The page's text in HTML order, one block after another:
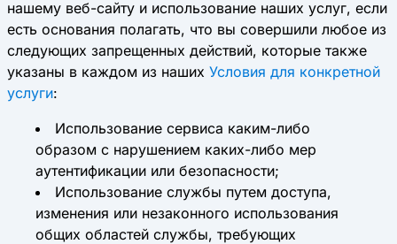
нашему веб-сайту и использование наших услуг, если
есть основания полагать, что вы совершили любое из
следующих запрещенных действий, которые также
указаны в каждом из наших Условия для конкретной
услуги:
Использование сервиса каким-либо
образом с нарушением каких-либо мер
аутентификации или безопасности;
Использование службы путем доступа,
изменения или незаконного использования
общих областей службы, требующих